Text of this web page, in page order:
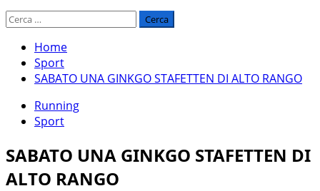
Ricerca
Home
Sport
SABATO UNA GINKGO STAFETTEN DI ALTO RANGO
Running
Sport
SABATO UNA GINKGO STAFETTEN DI
ALTO RANGO